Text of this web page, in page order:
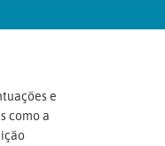
e
como a